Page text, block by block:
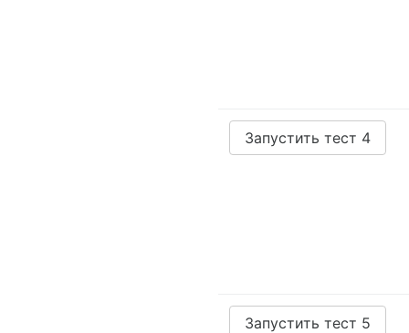
Запустить тест 4
Запустить тест 5